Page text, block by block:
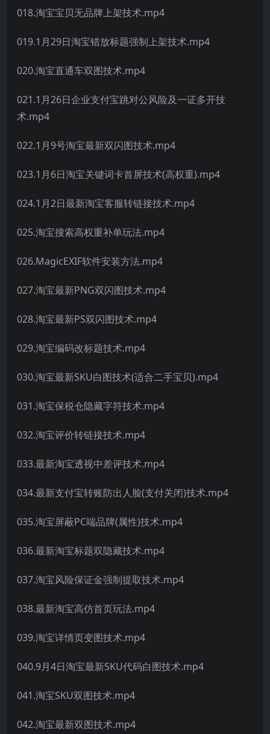
018.淘宝宝贝无品牌上架技术.mp4
019.1月29日淘宝错放标题强制上架技术.mp4
020.淘宝直通车双图技术.mp4
021.1月26日企业支付宝跳对公风险及一证多开技
术.mp4
022.1月9号淘宝最新双闪图技术.mp4
023.1月6日淘宝关键词卡首屏技术(高权重).mp4
024.1月2日最新淘宝客服转链接技术.mp4
025.淘宝搜索高权重补单玩法.mp4
026.MagicEXIF软件安装方法.mp4
027.淘宝最新PNG双闪图技术.mp4
028.淘宝最新PS双闪图技术.mp4
029.淘宝编码改标题技术.mp4
030.淘宝最新SKU白图技术(适合二手宝贝).mp4
031.淘宝保税仓隐藏字符技术.mp4
032.淘宝评价转链接技术.mp4
033.最新淘宝透视中差评技术.mp4
034.最新支付宝转账防出人脸(支付关闭)技术.mp4
035.淘宝屏蔽PC端品牌(属性)技术.mp4
036.最新淘宝标题双隐藏技术.mp4
037.淘宝风险保证金强制提取技术.mp4
038.最新淘宝高仿首页玩法.mp4
039.淘宝详情页变图技术.mp4
040.9月4日淘宝最新SKU代码白图技术.mp4
041.淘宝SKU双图技术.mp4
042.淘宝最新双图技术.mp4